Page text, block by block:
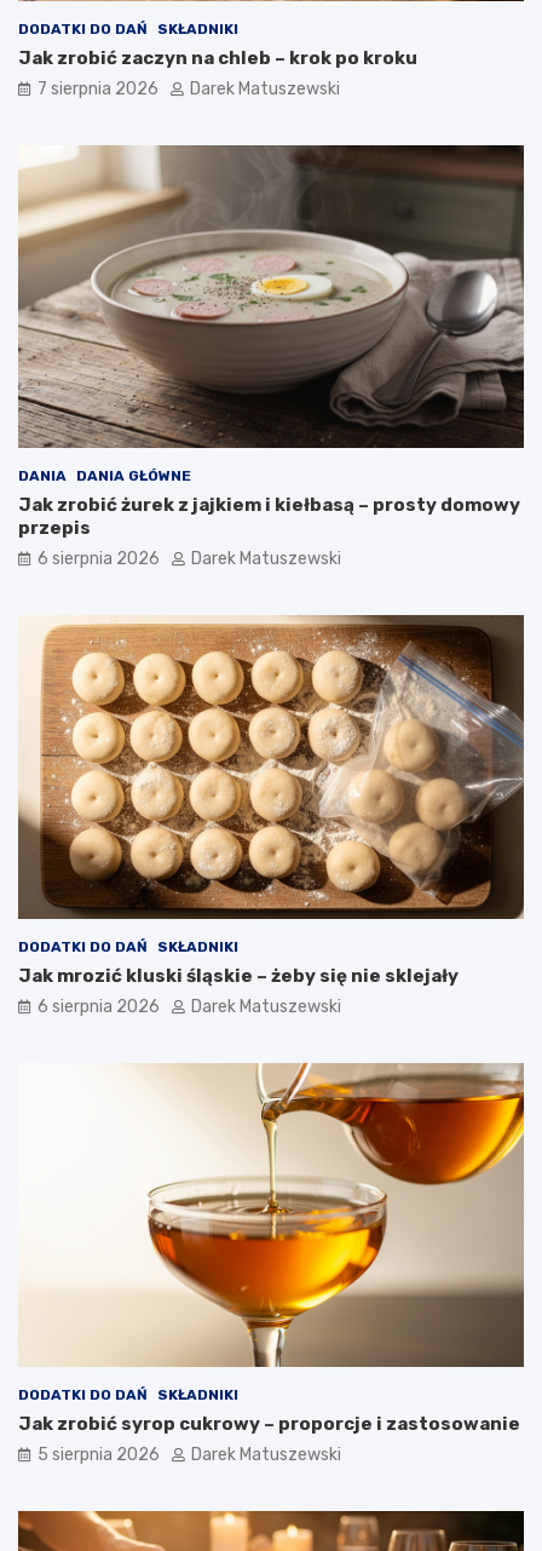
a
n
a
o
ś
ć
s
ż
o
n
y
c
h
p
o
t
r
a
w
DODATKI DO DAŃ SKŁADNIKI
Jak zrobić zaczyn na chleb – krok po kroku
7 sierpnia 2026 Darek Matuszewski
DANIA DANIA GŁÓWNE
Jak zrobić żurek z jajkiem i kiełbasą – prosty domowy
przepis
6 sierpnia 2026 Darek Matuszewski
DODATKI DO DAŃ SKŁADNIKI
Jak mrozić kluski śląskie – żeby się nie sklejały
6 sierpnia 2026 Darek Matuszewski
DODATKI DO DAŃ SKŁADNIKI
Jak zrobić syrop cukrowy – proporcje i zastosowanie
5 sierpnia 2026 Darek Matuszewski